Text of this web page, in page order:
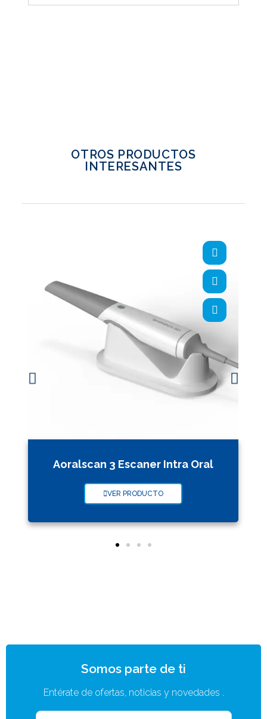
OTROS PRODUCTOS
INTERESANTES
Aoralscan 3 Escaner Intra Oral
VER PRODUCTO
Somos parte de ti
Entérate de ofertas, noticias y novedades .